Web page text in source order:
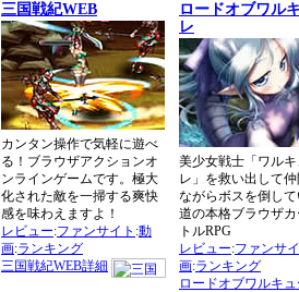
三国戦紀WEB
カンタン操作で気軽に遊べ
る！ブラウザアクションオ
ンラインゲームです。極大
化された敵を一掃する爽快
感を味わえますよ！
レビュー:ファンサイト :動
画:ランキング
三国戦紀WEB詳細
ロードオブワル
レ
美少女戦士「ワル
レ」を救い出して
ながらボスを倒し
道の本格ブラウザ
トルRPG
レビュー:ファンサ
画:ランキング
ロードオブワルキ